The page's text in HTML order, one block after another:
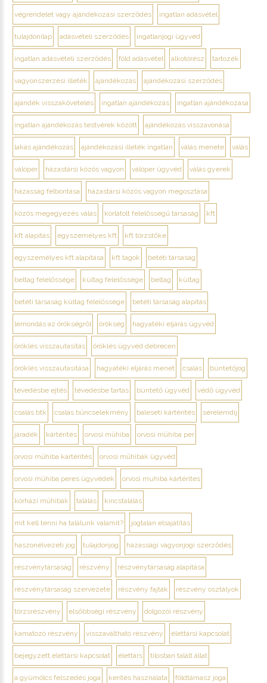
végrendelet vagy ajándékozási szerződés ingatlan adásvétel
tulajdonilap adásvételi szerződés ingatlanjogi ügyvéd
ingatlan adásvételi szerződés föld adásvétel alkotórész tartozék
vagyonszerzési illeték ajándékozás ajándékozási szerződés
ajándék visszakövetelés ingatlan ajándékozás ingatlan ajándékozása
ingatlan ajándékozás testvérek között ajándékozás visszavonása
lakás ajándékozás ajándékozási illeték ingatlan válás menete válás
válóper házastársi közös vagyon válóper ügyvéd válás gyerek
házasság felbontása házastársi közös vagyon megosztása
közös megegyezés válás korlátolt felelősségű társaság kft
kft alapítás egyszemélyes kft kft törzstőke
egyszemélyes kft alapítása kft tagok betéti társaság
beltag felelőssége kültag felelőssége beltag kültag
betéti társaság kültag felelőssége betéti társaság alapítás
lemondás az örökségről örökség hagyatéki eljárás ügyvéd
öröklés visszautasítás öröklés ügyvéd debrecen
öröklés visszautasítása hagyatéki eljárás menet csalás büntetőjog
tévedésbe ejtés tévedésbe tartás büntető ügyvéd védő ügyvéd
csalás btk csalás bűncselekmény baleseti kártérítés sérelemdíj
járadék kártérítés orvosi műhiba orvosi műhiba per
orvosi műhiba kártérítés orvosi műhibák ügyvéd
orvosi műhiba peres ügyvédek orvosi muhiba kártérítes
kórházi műhibák találás kincstalálás
mit kell tenni ha találunk valamit? jogtalan elsajátítás
haszonélvezeti jog tulajdonjog házassági vagyonjogi szerződés
részvénytársaság részvény részvénytársaság alapítása
részvénytársaság szervezete részvény fajták részvény osztályok
törzsrészvény elsőbbségi részvény dolgozói részvény
kamatozó részvény visszaváltható részvény élettársi kapcsolat
bejegyzett élettársi kapcsolat élettárs tilosban talált állat
a gyümölcs felszedés joga kerítés használata földtámasz joga